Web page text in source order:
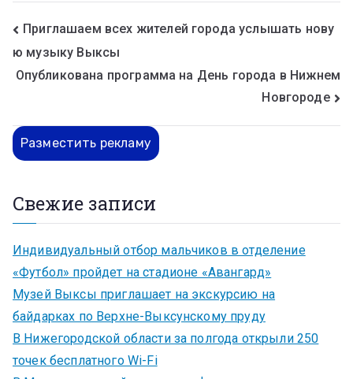
Приглашаем всех жителей города услышать нову
ю музыку Выксы
Опубликована программа на День города в Нижнем
Новгороде
Разместить рекламу
Свежие записи
Индивидуальный отбор мальчиков в отделение
«Футбол» пройдет на стадионе «Авангард»
Музей Выксы приглашает на экскурсию на
байдарках по Верхне-Выксунскому пруду
В Нижегородской области за полгода открыли 250
точек бесплатного Wi-Fi